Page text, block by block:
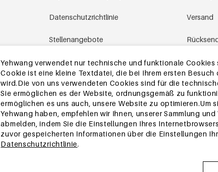
Yehwang verwendet nur technische und funktionale
Cookie ist eine kleine Textdatei, die bei Ihrem ersten
wird.Die von uns verwendeten Cookies sind für die
Sie ermöglichen es der Website, ordnungsgemäß zu
ermöglichen es uns auch, unsere Website zu
Yehwang haben, empfehlen wir Ihnen, unserer Sammlung
abmelden, indem Sie die Einstellungen Ihres
zuvor gespeicherten Informationen über die Einstellungen
Datenschutzrichtlinie.
Datenschutzrichtlinie
Stellenangebote
Aktionsbedingungen
Sitemap
Versand
Lager in
Andere